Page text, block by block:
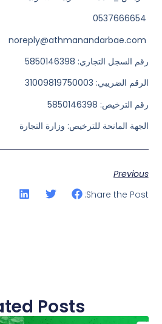
رقم السجل التجاري: 5850146398
الرقم الضريبي: 31009819750003
رقم الترخيص: 5850146398
الجهة المانحة للترخيص: وزارة التجارة
Previous
Share the Post:
Posts